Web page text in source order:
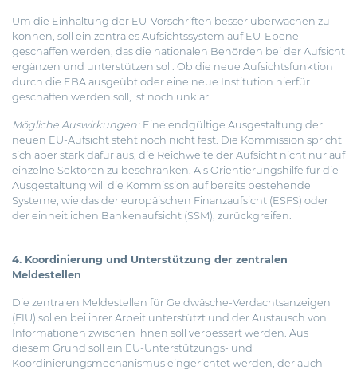
Um die Einhaltung der EU-Vorschriften besser überwachen zu
können, soll ein zentrales Aufsichtssystem auf EU-Ebene
geschaffen werden, das die nationalen Behörden bei der Aufsicht
ergänzen und unterstützen soll. Ob die neue Aufsichtsfunktion
durch die EBA ausgeübt oder eine neue Institution hierfür
geschaffen werden soll, ist noch unklar.
Mögliche Auswirkungen: Eine endgültige Ausgestaltung der
neuen EU-Aufsicht steht noch nicht fest. Die Kommission spricht
sich aber stark dafür aus, die Reichweite der Aufsicht nicht nur auf
einzelne Sektoren zu beschränken. Als Orientierungshilfe für die
Ausgestaltung will die Kommission auf bereits bestehende
Systeme, wie das der europäischen Finanzaufsicht (ESFS) oder
der einheitlichen Bankenaufsicht (SSM), zurückgreifen.
4. Koordinierung und Unterstützung der zentralen
Meldestellen
Die zentralen Meldestellen für Geldwäsche-Verdachtsanzeigen
(FIU) sollen bei ihrer Arbeit unterstützt und der Austausch von
Informationen zwischen ihnen soll verbessert werden. Aus
diesem Grund soll ein EU-Unterstützungs- und
Koordinierungsmechanismus eingerichtet werden, der auch